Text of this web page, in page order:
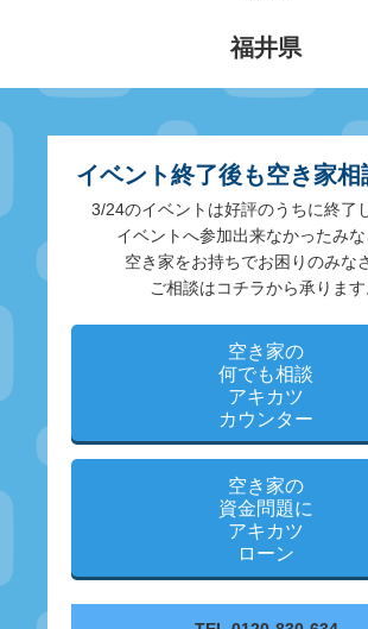
福井県
イベント終了後も空き家相
3/24のイベントは好評のうちに終了
イベントへ参加出来なかったみな
空き家をお持ちでお困りのみな
ご相談はコチラから承ります
空き家の
何でも相談
アキカツ
カウンター
空き家の
資金問題に
アキカツ
ローン